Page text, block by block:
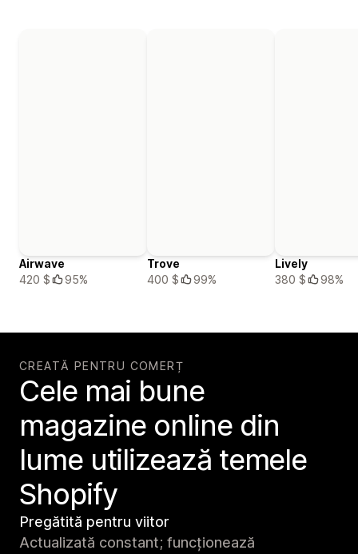
Airwave
420 $
95%
Trove
400 $
99%
Lively
380 $
98%
CREATĂ PENTRU COMERȚ
Cele mai bune
magazine online din
lume utilizează temele
Shopify
Pregătită pentru viitor
Actualizată constant; funcționează